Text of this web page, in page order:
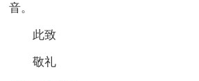
音。
此致
敬礼